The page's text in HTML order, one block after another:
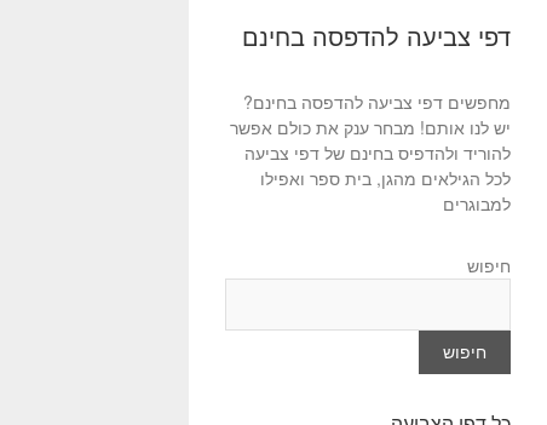
דפי צביעה להדפסה בחינם
מחפשים דפי צביעה להדפסה בחינם?
יש לנו אותם! מבחר ענק את כולם אפשר
להוריד ולהדפיס בחינם של דפי צביעה
לכל הגילאים מהגן, בית ספר ואפילו
למבוגרים
חיפוש
חיפוש